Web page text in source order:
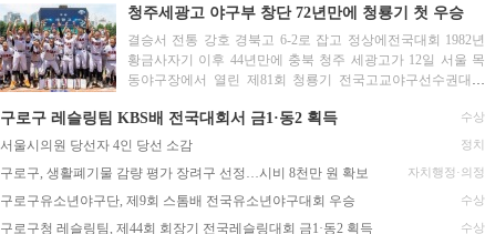
이어 지난 7월 22일...
청주세광고 야구부 창단 72년만에 청룡기 첫 우승
결승서 전통 강호 경북고 6-2로 잡고 정상에전국대회 1982년
황금사자기 이후 44년만에 충북 청주 세광고가 12일 서울 목
동야구장에서 열린 제81회 청룡기 전국고교야구선수권대회
구로구 레슬링팀 KBS배 전국대회서 금1·동2 획득 수상
서울시의원 당선자 4인 당선 소감 정치
구로구, 생활폐기물 감량 평가 장려구 선정…시비 8천만 원 확보 자치행정·의정
구로구유소년야구단, 제9회 스톰배 전국유소년야구대회 우승 수상
구로구청 레슬링팀, 제44회 회장기 전국레슬링대회 금1·동2 획득 수상